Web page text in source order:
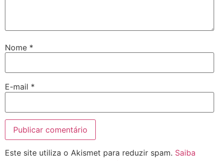
Nome *
E-mail *
Este site utiliza o Akismet para reduzir spam. Saiba